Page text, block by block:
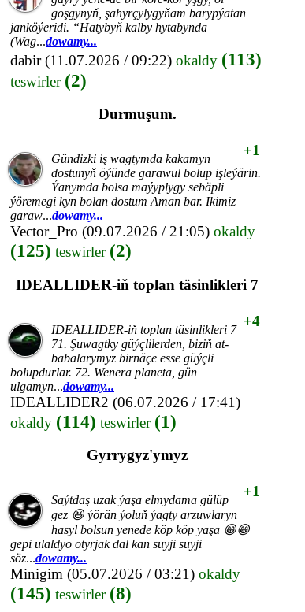
goşgynyň, şahyrçylygyňam barypýatan
janköýeridi. “Hatybyň kalby hytabynda
(Wag...dowamy...
dabir(11.07.2026 / 09:22) okaldy (113)
teswirler (2)
Durmuşum.
+1
Gündizki iş wagtymda kakamyn
dostunyň öýünde garawul bolup işleýärin.
Ýanymda bolsa maýyplygy sebäpli
ýöremegi kyn bolan dostum Aman bar. Ikimiz
garaw...dowamy...
Vector_Pro (09.07.2026 / 21:05) okaldy
(125) teswirler (2)
IDEALLIDER-iň toplan täsinlikleri 7
+4
IDEALLIDER-iň toplan täsinlikleri 7
71. Şuwagtky güýçlilerden, biziň at-
babalarymyz birnäçe esse güýçli
bolupdurlar. 72. Wenera planeta, gün
ulgamyn...dowamy...
IDEALLIDER2 (06.07.2026 / 17:41)
okaldy (114) teswirler (1)
Gyrrygyz'ymyz
+1
Saýtdaş uzak ýaşa elmydama gülüp
gez 😆 ýörän ýoluň ýagty arzuwlaryn
hasyl bolsun yenede köp köp yaşa 😁😁
gepi ulaldyo otyrjak dal kan suyji suyji
söz...dowamy...
Minigim (05.07.2026 / 03:21) okaldy
(145) teswirler (8)